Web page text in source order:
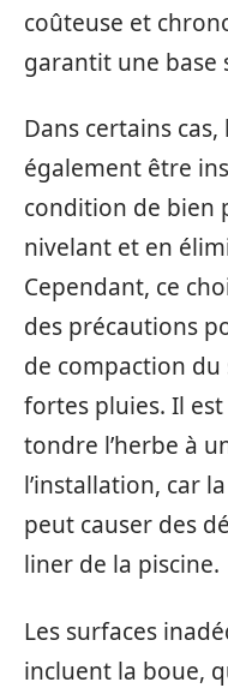
coûteuse et
garantit une base
Dans certains
également être
condition de bien
nivelant et en
Cependant, ce
des précautions
de compaction
fortes pluies. Il
tondre l’herbe à
l’installation, car
peut causer des
liner de la piscine.
Les surfaces
incluent la boue,